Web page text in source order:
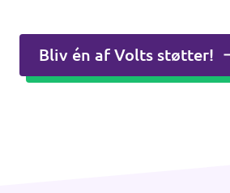
Bliv én af Volts støtter!